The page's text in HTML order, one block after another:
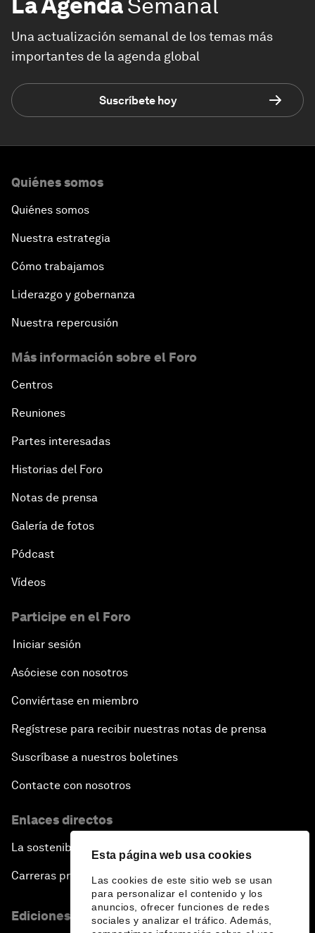
Esta página web usa cookies
Las cookies de este sitio web se usan
para personalizar el contenido y los
anuncios, ofrecer funciones de redes
sociales y analizar el tráfico. Además,
Una actualización semanal de los temas más
importantes de la agenda global
Suscríbete hoy
Quiénes somos
Quiénes somos
Nuestra estrategia
Cómo trabajamos
Liderazgo y gobernanza
Nuestra repercusión
Más información sobre el Foro
Centros
Reuniones
Partes interesadas
Historias del Foro
Notas de prensa
Galería de fotos
Pódcast
Vídeos
Participe en el Foro
Iniciar sesión
Asóciese con nosotros
Conviértase en miembro
Regístrese para recibir nuestras notas de prensa
Suscríbase a nuestros boletines
Contacte con nosotros
Enlaces directos
La sostenibilidad en el Foro
Carreras profesionales
Ediciones en otros idiomas